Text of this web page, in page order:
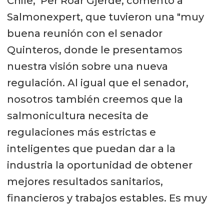
Salmonexpert, que tuvieron una "muy
buena reunión con el senador
Quinteros, donde le presentamos
nuestra visión sobre una nueva
regulación. Al igual que el senador,
nosotros también creemos que la
salmonicultura necesita de
regulaciones más estrictas e
inteligentes que puedan dar a la
industria la oportunidad de obtener
mejores resultados sanitarios,
financieros y trabajos estables. Es muy